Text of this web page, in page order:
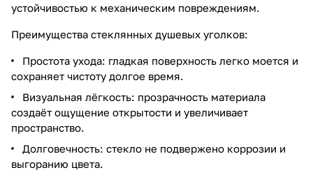
устойчивостью к механическим повреждениям.
Преимущества стеклянных душевых уголков:
Простота ухода: гладкая поверхность легко моется и
сохраняет чистоту долгое время.
Визуальная лёгкость: прозрачность материала
создаёт ощущение открытости и увеличивает
пространство.
Долговечность: стекло не подвержено коррозии и
выгоранию цвета.